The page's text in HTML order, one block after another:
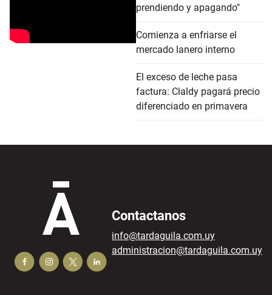
prendiendo y apagando"
Comienza a enfriarse el
mercado lanero interno
El exceso de leche pasa
factura: Claldy pagará precio
diferenciado en primavera
Contactanos
info@tardaguila.com.uy
administracion@tardaguila.com.uy